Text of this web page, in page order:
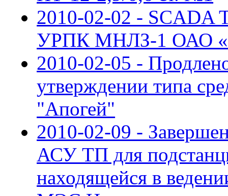
2010-02-02 -
УРПК МНЛЗ-1 ОАО
2010-02-05 -
утверждении типа
"Апогей"
2010-02-09 -
АСУ ТП для
находящейся в